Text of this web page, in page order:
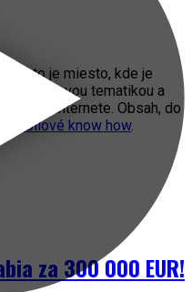
Toto je miesto, kde je
tematikou a
fičí na internete. Obsah, do
know how.
za 300 000 EUR!